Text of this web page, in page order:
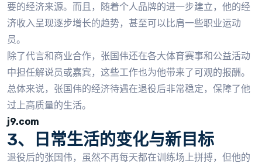
要的经济来源。而且，随着个人品牌的进一步建立，他的经
济收入呈现逐步增长的趋势，甚至可以比肩一些职业运动
员。
除了代言和商业合作，张国伟还在各大体育赛事和公益活动
中担任解说员或嘉宾，这些工作也为他带来了可观的报酬。
总体来说，张国伟的经济待遇在退役后非常稳定，保障了他
过上高质量的生活。
j9.com
3、日常生活的变化与新目标
退役后的张国伟，虽然不再每天都在训练场上拼搏，但他的